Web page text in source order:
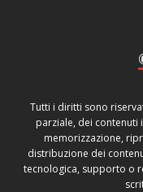
Tutti i diritti sono
parziale, dei contenuti
memorizzazione,
distribuzione dei
tecnologica, supporto o